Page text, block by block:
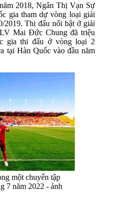
2018, Ngân Thị Vạn Sự
gia tham dự vòng loại giải
2019. Thi đấu nổi bật ở giải
Mai Đức Chung đã triệu
gia thi đấu ở vòng loại 2
tại Hàn Quốc vào đầu năm
một chuyến tập
7 năm 2022 - ảnh